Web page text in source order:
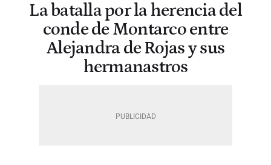
La batalla por la herencia del
conde de Montarco entre
Alejandra de Rojas y sus
hermanastros